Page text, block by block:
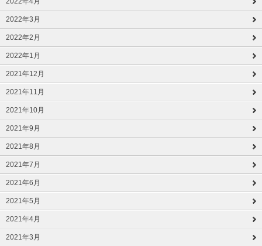
2022年3月
2022年2月
2022年1月
2021年12月
2021年11月
2021年10月
2021年9月
2021年8月
2021年7月
2021年6月
2021年5月
2021年4月
2021年3月